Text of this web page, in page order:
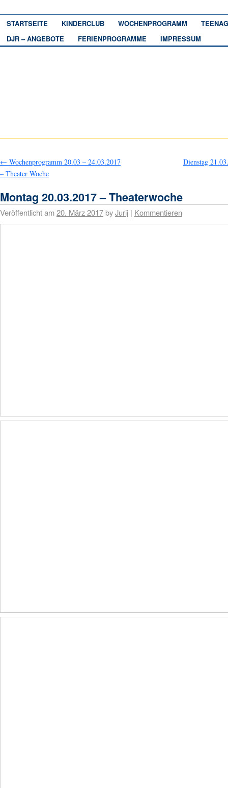
STARTSEITE KINDERCLUB WOCHENPROGRAMM
DJR – ANGEBOTE
FERIENPROGRAMME IMPRESSUM
← Wochenprogramm 20.03 – 24.03.2017
– Theater Woche
Dienstag
Montag 20.03.2017 – Theaterwoche
Veröffentlicht am20. März 2017byJurij | Kommentieren